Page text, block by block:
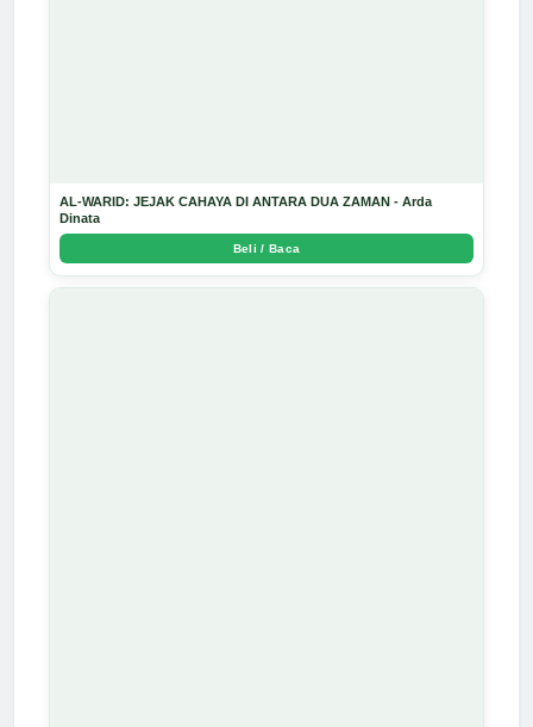
AL-WARID: JEJAK CAHAYA DI ANTARA DUA ZAMAN - Arda
Dinata
Beli / Baca